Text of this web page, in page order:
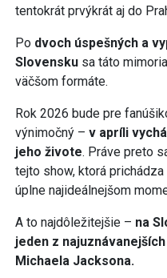
tentokrát prvýkrát aj do
Po dvoch úspešných a
Slovensku sa táto
väčšom formáte.
Rok 2026 bude pre
výnimočný – v apríli
jeho živote. Práve preto
tejto show, ktorá
úplne najideálnejšom
A to najdôležitejšie – na
jeden z
Michaela Jacksona.